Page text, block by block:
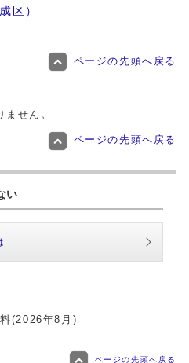
区）
ページの先頭へ戻る
せん。
ページの先頭へ戻る
い
(2026年8月)
ページの先頭へ戻る